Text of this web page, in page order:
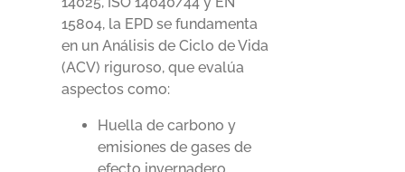
15804, la EPD se fundamenta
en un Análisis de Ciclo de Vida
(ACV) riguroso, que evalúa
aspectos como:
Huella de carbono y
emisiones de gases de
efecto invernadero.